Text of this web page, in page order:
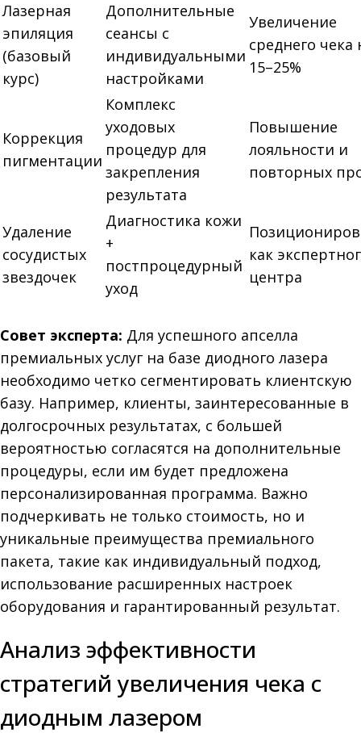
Лазерная
эпиляция
(базовый
курс)
Дополнительные
сеансы с
индивидуальными
настройками
Увеличение
среднего чека
15–25%
Коррекция
пигментации
Комплекс
уходовых
процедур для
закрепления
результата
Повышение
лояльности и
повторных
Удаление
сосудистых
звездочек
Диагностика кожи
+
постпроцедурный
уход
как
центра
Совет эксперта: Для успешного апселла
премиальных услуг на базе диодного лазера
необходимо четко сегментировать клиентскую
базу. Например, клиенты, заинтересованные в
долгосрочных результатах, с большей
вероятностью согласятся на дополнительные
процедуры, если им будет предложена
персонализированная программа. Важно
подчеркивать не только стоимость, но и
уникальные преимущества премиального
пакета, такие как индивидуальный подход,
использование расширенных настроек
оборудования и гарантированный результат.
Анализ эффективности
стратегий увеличения чека с
диодным лазером